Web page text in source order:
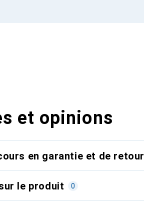
et opinions
en garantie et de retour
le produit 0